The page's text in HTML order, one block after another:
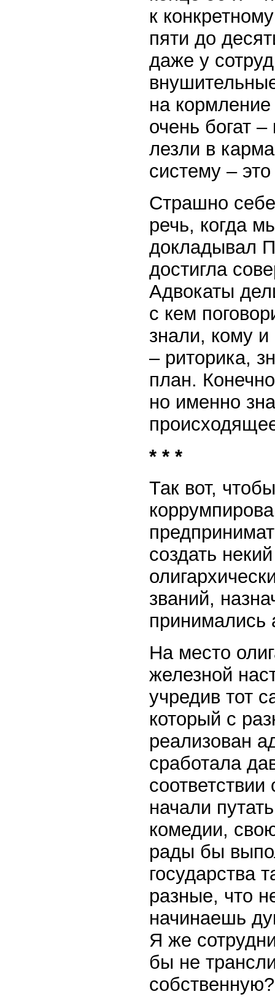
к
пяти до
даже у
на
очень богат
лезли в
систему –
Страшно
речь, когда
докладывал
достигла
Адвокаты
с кем
знали, кому и
– риторика,
план.
но именно
* * *
Так вот,
создать
званий,
принимались
На место
железной
учредив тот
который с
реализован
сработала
начали
комедии,
рады бы
государства
разные, что
начинаешь
Я же
бы не
собственную?